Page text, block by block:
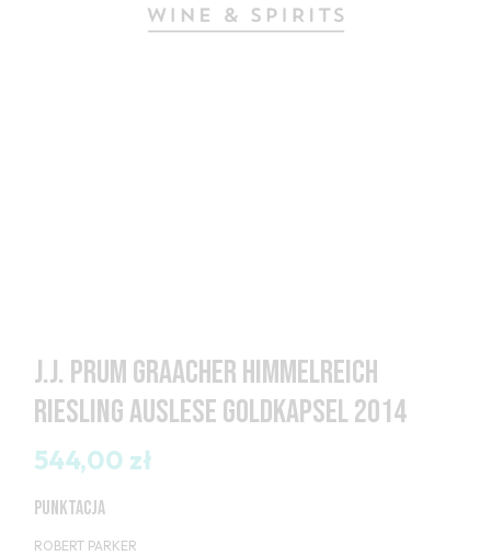
J.J. PRUM GRAACHER HIMMELREICH
RIESLING AUSLESE GOLDKAPSEL 2014
544,00 zł
PUNKTACJA
ROBERT PARKER